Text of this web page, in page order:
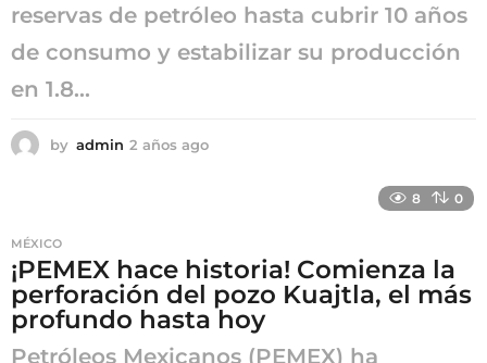
reservas de petróleo hasta cubrir 10 años
de consumo y estabilizar su producción
en 1.8...
by admin 2 años ago
g
o
8 0
MÉXICO
¡PEMEX hace historia! Comienza la
perforación del pozo Kuajtla, el más
profundo hasta hoy
Petróleos Mexicanos (PEMEX) ha